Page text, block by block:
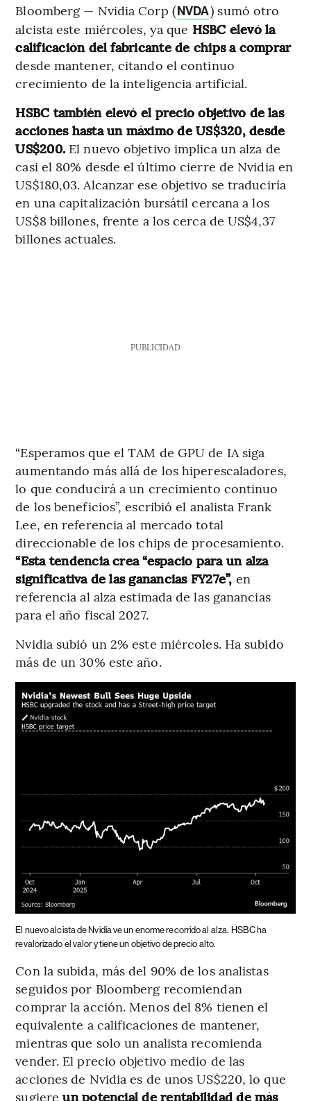
Bloomberg — Nvidia Corp (NVDA) sumó otro
alcista este miércoles, ya que HSBC elevó la
calificación del fabricante de chips a comprar
desde mantener, citando el continuo
crecimiento de la inteligencia artificial.
HSBC también elevó el precio objetivo de las
acciones hasta un máximo de US$320, desde
US$200. El nuevo objetivo implica un alza de
casi el 80% desde el último cierre de Nvidia en
US$180,03. Alcanzar ese objetivo se traduciría
en una capitalización bursátil cercana a los
US$8 billones, frente a los cerca de US$4,37
billones actuales.
PUBLICIDAD
“Esperamos que el TAM de GPU de IA siga
aumentando más allá de los hiperescaladores,
lo que conducirá a un crecimiento continuo
de los beneficios”, escribió el analista Frank
Lee, en referencia al mercado total
direccionable de los chips de procesamiento.
“Esta tendencia crea “espacio para un alza
significativa de las ganancias FY27e”, en
referencia al alza estimada de las ganancias
para el año fiscal 2027.
Nvidia subió un 2% este miércoles. Ha subido
más de un 30% este año.
El nuevo alcista de Nvidia ve un enorme recorrido al alza. HSBC ha
revalorizado el valor y tiene un objetivo de precio alto.
Con la subida, más del 90% de los analistas
seguidos por Bloomberg recomiendan
comprar la acción. Menos del 8% tienen el
equivalente a calificaciones de mantener,
mientras que solo un analista recomienda
vender. El precio objetivo medio de las
acciones de Nvidia es de unos US$220, lo que
sugiere un potencial de rentabilidad de más